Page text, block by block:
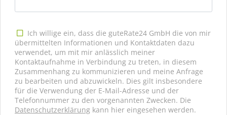
Ich willige ein, dass die guteRate24 GmbH die von mir
übermittelten Informationen und Kontaktdaten dazu
verwendet, um mit mir anlässlich meiner
Kontaktaufnahme in Verbindung zu treten, in diesem
Zusammenhang zu kommunizieren und meine Anfrage
zu bearbeiten und abzuwickeln. Dies gilt insbesondere
für die Verwendung der E-Mail-Adresse und der
Telefonnummer zu den vorgenannten Zwecken. Die
Datenschutzerklärung kann hier eingesehen werden.